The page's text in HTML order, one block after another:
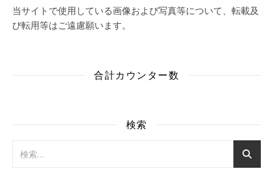
当サイトで使用している画像および写真等について、転載及
び転用等はご遠慮願います。
合計カウンター数
検索